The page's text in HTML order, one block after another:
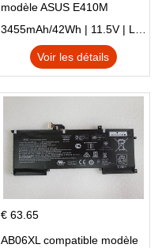
modèle ASUS E410M
E410MA L410MA
3455mAh/42Wh | 11.5V | Li-ion ...
Voir les détails
€ 63.65
AB06XL compatible modèle